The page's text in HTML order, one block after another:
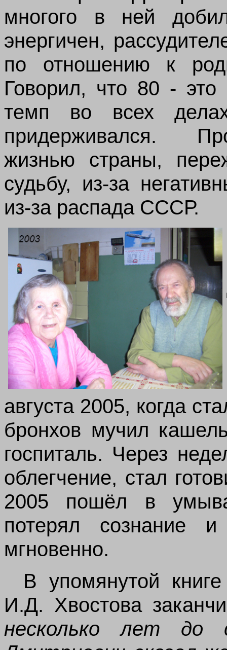
многого в ней
энергичен,
по отношению к
Говорил, что 80 - это
темп во всех
придерживался.
жизнью страны,
судьбу, из-за
из-за распада СССР.
августа 2005, когда
бронхов мучил
госпиталь. Через
облегчение, стал
2005 пошёл в
потерял сознание
мгновенно.
В упомянутой
И.Д. Хвостова
несколько лет до